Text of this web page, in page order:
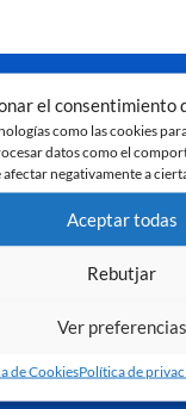
el consentimiento
como las cookies
datos como el
negativamente a
Aceptar todas
Rebutjar
Ver preferencias
de CookiesPolítica de